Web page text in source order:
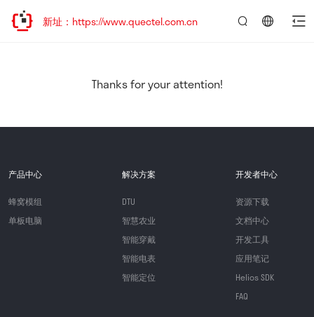
迎访问新址：https://www.quectel.com.cn
Thanks for your attention!
产品中心
蜂窝模组
单板电脑
解决方案
DTU
智慧农业
智能穿戴
智能电表
智能定位
开发者中心
资源下载
文档中心
开发工具
应用笔记
Helios SDK
FAQ